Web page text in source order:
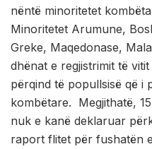
nëntë minoritetet
Minoritetet Arumune,
Greke, Maqedonase,
dhënat e regjistrimit të
përqind të popullsisë që i
kombëtare. Megjithatë,
nuk e kanë deklaruar
raport flitet për fushatën